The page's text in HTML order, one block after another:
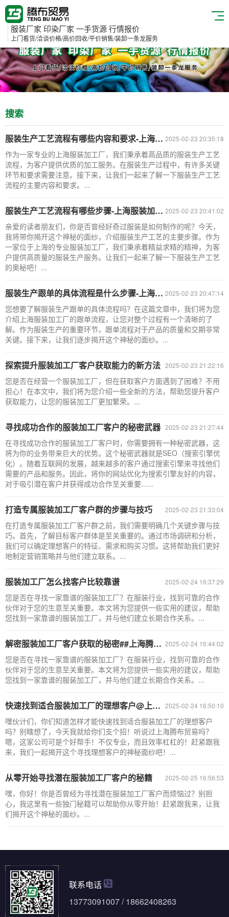
服装厂家 印染厂家 一手货源 行情报价
上门看货/洽谈价格/高价回收/平价销售/装卸一条龙服务
搜索
2025-02-23 20:35:18
服装生产工艺流程有哪些内容和要求-上海服装加工厂
作为一家专业的上海服装加工厂，我们秉承着高品质的服装生产工艺
流程，为客户提供优质的加工服务。在服装生产过程中，有许多关键
环节和要求需要注意。接下来，让我们一起来了解一下服装生产工艺
流程的主要内容和要求。...
2025-02-23 20:41:02
服装生产工艺流程有哪些步骤-上海服装加工厂
亲爱的读者朋友们，你是否曾经好奇过服装是如何制作的呢？今天，
我将带你揭开这个神秘的面纱，介绍服装生产工艺的主要步骤。作为
一家位于上海的专业服装加工厂，我们秉承着精益求精的精神，为客
户提供高质量的服装生产服务。让我们一起来了解一下服装生产工艺
的奥秘吧！...
2025-02-23 20:47:14
服装生产跟单的具体流程是什么步骤-上海服装加工厂
您想要了解服装生产跟单的具体流程吗？在这篇文章中，我们将为您
介绍上海服装加工厂的跟单流程，让您对整个过程有一个清晰的了
解。作为服装生产的重要环节，跟单流程对于产品的质量和交期非常
关键。接下来，让我们逐步揭开这个神秘的面纱。...
2025-02-23 21:22:16
探索提升服装加工厂客户获取能力的新方法
您是否在经营一个服装加工厂，但在获取客户方面遇到了困难？不用
担心！在本文中，我们将为您介绍一些全新的方法，帮助您提升客户
获取能力，让您的服装加工厂更加繁荣。...
2025-02-23 21:27:44
寻找成功合作的服装加工厂客户的秘密武器
在寻找成功合作的服装加工厂客户时，你需要拥有一种秘密武器，这
将为你的业务带来巨大的优势。这个秘密武器就是SEO（搜索引擎优
化）。随着互联网的发展，越来越多的客户通过搜索引擎来寻找他们
需要的产品和服务。因此，将你的网站优化为搜索引擎友好的内容，
对于吸引潜在客户并获得成功合作至关重要......
2025-02-23 21:33:04
打造专属服装加工厂客户群的步骤与技巧
在打造专属服装加工厂客户群之前，我们需要明确几个关键步骤与技
巧。首先，了解目标客户群体是至关重要的。通过市场调研和分析，
我们可以确定理想客户的特征、需求和购买习惯。这将帮助我们更好
地制定营销策略并与他们建立联系。...
2025-02-24 16:37:29
服装加工厂怎么找客户比较靠谱
您是否在寻找一家靠谱的服装加工厂？在服装行业，找到可靠的合作
伙伴对于您的生意至关重要。本文将为您提供一些实用的建议，帮助
您找到一家靠谱的服装加工厂，并与他们建立长期合作关系。...
2025-02-24 16:44:02
解密服装加工厂客户获取的秘密##上海腾布贸易
您是否在寻找一家靠谱的服装加工厂？在服装行业，找到可靠的合作
伙伴对于您的生意至关重要。本文将为您提供一些实用的建议，帮助
您找到一家靠谱的服装加工厂，并与他们建立长期合作关系。...
2025-02-24 16:50:10
快速找到适合服装加工厂的理想客户@上海腾布贸易@
嘿伙计们，你们知道怎样才能快速找到适合服装加工厂的理想客户
吗？别瞎想了，今天我就给你们支个招！听说过上海腾布贸易吗？
嗯，这家公司可是个好帮手！不仅专业，而且效率杠杠的！赶紧跟我
来，我们一起揭开这个寻找理想客户的神秘面纱吧！...
2025-02-25 16:56:53
从零开始寻找潜在服装加工厂客户的秘籍
嘿，你好！你是否曾经为寻找潜在服装加工厂客户而烦恼过？别担
心，我这里有一些独门秘籍可以帮助你从零开始！赶紧跟我来，让我
们揭开这个神秘的面纱。...
联系电话
13773091007 / 18662408263